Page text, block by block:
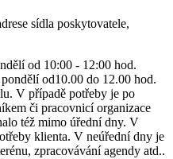
sídla poskytovatele,
od 10:00 - 12:00 hod.
od10.00 do 12.00 hod.
V případě potřeby je po
či pracovnicí organizace
též mimo úřední dny. V
klienta. V neúřední dny je
zpracovávání agendy atd..